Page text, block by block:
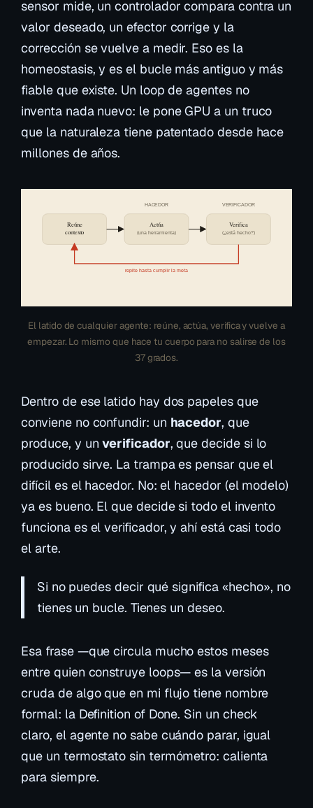
sensor mide, un controlador compara contra un
valor deseado, un efector corrige y la
corrección se vuelve a medir. Eso es la
homeostasis, y es el bucle más antiguo y más
fiable que existe. Un loop de agentes no
inventa nada nuevo: le pone GPU a un truco
que la naturaleza tiene patentado desde hace
millones de años.
Reúne
contexto
Actúa
(una herramienta)
Verifica
(¿está hecho?)
repite hasta cumplir la meta
HACEDOR VERIFICADOR
El latido de cualquier agente: reúne, actúa, verifica y vuelve a
empezar. Lo mismo que hace tu cuerpo para no salirse de los
37 grados.
Dentro de ese latido hay dos papeles que
conviene no confundir: un hacedor, que
produce, y unverificador, que decide si lo
producido sirve. La trampa es pensar que el
difícil es el hacedor. No: el hacedor (el modelo)
ya es bueno. El que decide si todo el invento
funciona es el verificador, y ahí está casi todo
el arte.
Si no puedes decir qué significa «hecho», no
tienes un bucle. Tienes un deseo.
Esa frase —que circula mucho estos meses
entre quien construye loops— es la versión
cruda de algo que en mi flujo tiene nombre
formal: la Definition of Done. Sin un check
claro, el agente no sabe cuándo parar, igual
que un termostato sin termómetro: calienta
para siempre.